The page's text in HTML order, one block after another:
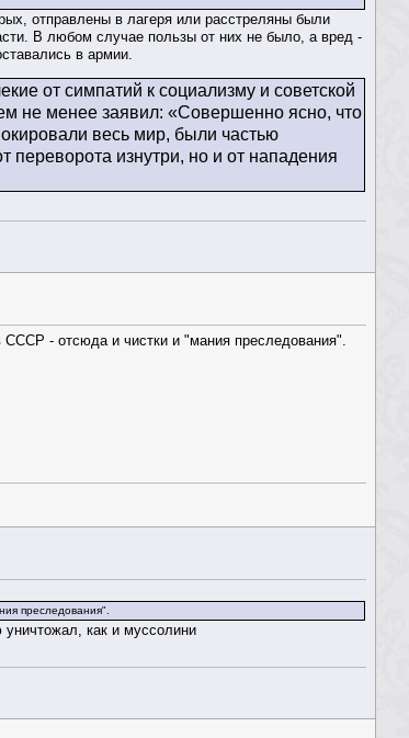
отправлены в лагеря или расстреляны были
В любом случае пользы от них не было, а вред -
в армии.
от симпатий к социализму и советской
не менее заявил: «Совершенно ясно, что
весь мир, были частью
переворота изнутри, но и от нападения
- отсюда и чистки и "мания преследования".
преследования".
как и муссолини